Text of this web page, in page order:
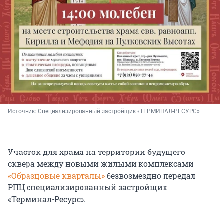
Источник: Специализированный застройщик «ТЕРМИНАЛ-РЕСУРС»
Участок для храма на территории будущего
сквера между новыми жилыми комплексами
«Образцовые кварталы»безвозмездно передал
РПЦ специализированный застройщик
«Терминал-Ресурс».